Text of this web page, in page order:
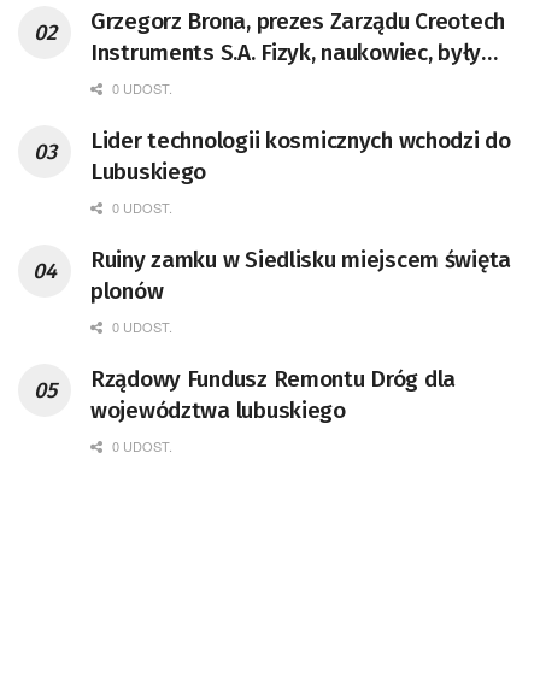
Grzegorz Brona, prezes Zarządu Creotech
Instruments S.A. Fizyk, naukowiec, były
pracownik CERN w Genewie,
doktor habilitowany nauk fizycznych,
koordynator Rady Sektorowej ds.
Kompetencji Przemysłu Lotniczo-
Badań Kosmicznych i Satelitarnych PAN.
0 UDOST.
Lider technologii kosmicznych wchodzi do
Lubuskiego
0 UDOST.
Ruiny zamku w Siedlisku miejscem święta
plonów
0 UDOST.
Rządowy Fundusz Remontu Dróg dla
województwa lubuskiego
0 UDOST.